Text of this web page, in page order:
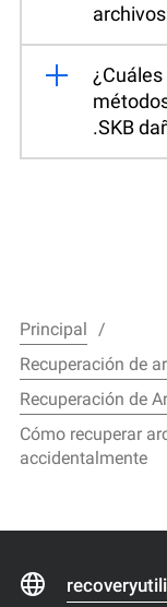
.SKB
Principal
Recuperación de
Recuperación de
Cómo recuperar
accidentalmente